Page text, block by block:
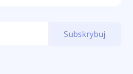
Subskrybuj